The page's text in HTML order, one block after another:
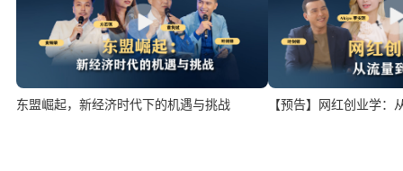
东盟崛起，新经济时代下的机遇与挑战 【预告】网红创业学：